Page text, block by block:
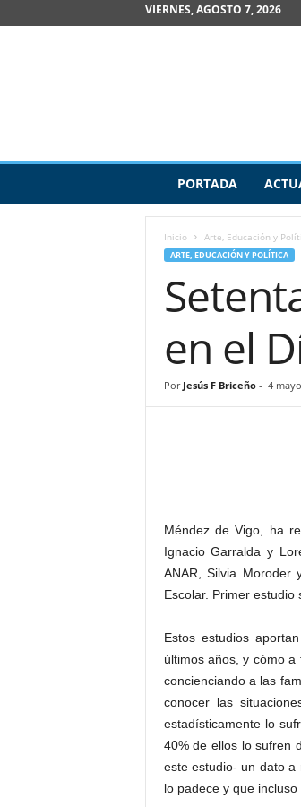
VIERNES, AGOSTO 7, 2026
v
PORTADA
Inicio Arte, Educación y
ARTE, EDUCACIÓN Y POLÍTICA
en el
Por Jesús F Briceño- 4
Méndez de Vigo, ha
Ignacio Garralda y
ANAR, Silvia Moroder
Escolar. Primer estudio
Estos estudios
últimos años, y cómo
concienciando a las
conocer las
estadísticamente lo
40% de ellos lo sufren
este estudio- un dato
lo padece y que